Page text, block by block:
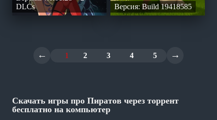
DLCs
Версия: Build 19418585
← 1 2 3 4 5 →
Скачать игры про Пиратов через торрент
бесплатно на компьютер